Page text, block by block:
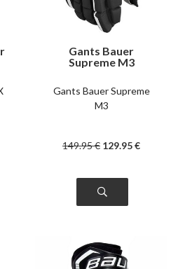
Gants Bauer
Supreme M3
Gants Bauer Supreme
M3
149.95€ 129.95€